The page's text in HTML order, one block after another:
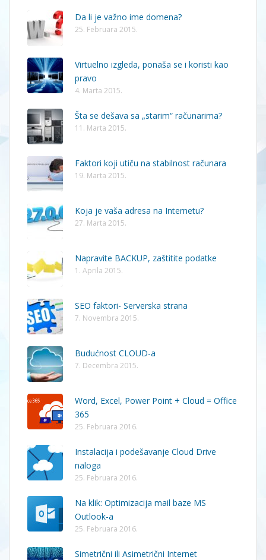
Da li je važno ime domena?
25. Februara 2015.
Virtuelno izgleda, ponaša se i koristi kao
pravo
4. Marta 2015.
Šta se dešava sa „starim“ računarima?
11. Marta 2015.
Faktori koji utiču na stabilnost računara
19. Marta 2015.
Koja je vaša adresa na Internetu?
27. Marta 2015.
Napravite BACKUP, zaštitite podatke
1. Aprila 2015.
SEO faktori- Serverska strana
7. Novembra 2015.
Budućnost CLOUD-a
7. Decembra 2015.
Word, Excel, Power Point + Cloud = Office
365
25. Februara 2016.
Instalacija i podešavanje Cloud Drive
naloga
25. Februara 2016.
Na klik: Optimizacija mail baze MS
Outlook-a
25. Februara 2016.
Simetrični ili Asimetrični Internet